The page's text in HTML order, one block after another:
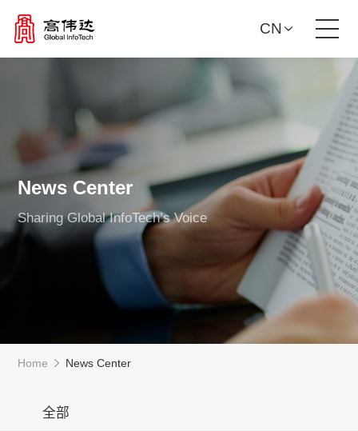
Our Services
News Center
Investor Relations
CN
News Center
Sharing Global InfoTech’s Voice
全部
Home News Center